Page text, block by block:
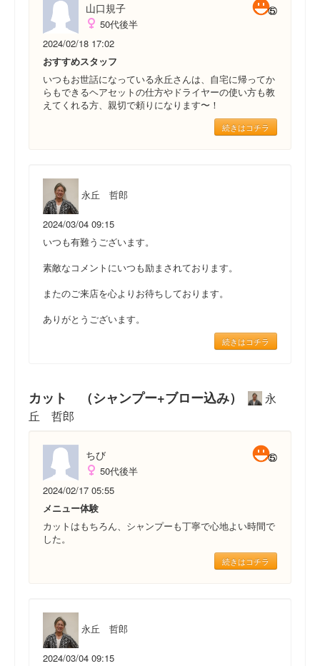
山口規子
50代後半
2024/02/18 17:02
おすすめスタッフ
いつもお世話になっている永丘さんは、自宅に帰ってか
らもできるヘアセットの仕方やドライヤーの使い方も教
えてくれる方、親切で頼りになります〜！
続きはコチラ
永丘 哲郎
2024/03/04 09:15
いつも有難うございます。
素敵なコメントにいつも励まされております。
またのご来店を心よりお待ちしております。
ありがとうございます。
続きはコチラ
カット （シャンプー+ブロー込み）
永
丘 哲郎
ちび
50代後半
2024/02/17 05:55
メニュー体験
カットはもちろん、シャンプーも丁寧で心地よい時間で
した。
続きはコチラ
永丘 哲郎
2024/03/04 09:15